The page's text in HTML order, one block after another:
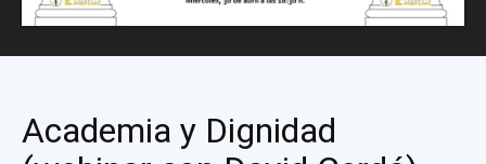
Academia y Dignidad